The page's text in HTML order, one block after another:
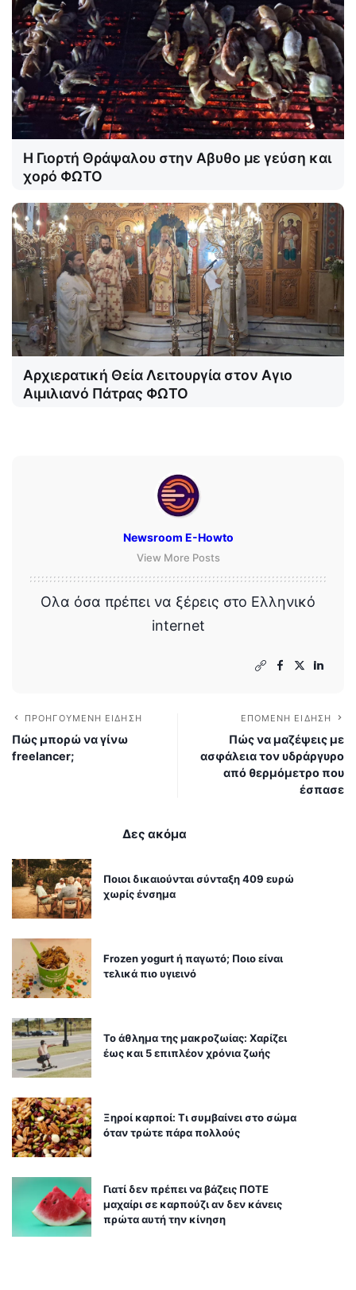
Η Γιορτή Θράψαλου στην Αβυθο με γεύση και
χορό ΦΩΤΟ
Αρχιερατική Θεία Λειτουργία στον Αγιο
Αιμιλιανό Πάτρας ΦΩΤΟ
Newsroom E-Howto
View More Posts
Ολα όσα πρέπει να ξέρεις στο Ελληνικό
internet
ΠΡΟΗΓΟΎΜΕΝΗ ΕΊΔΗΣΗ
Πώς μπορώ να γίνω
freelancer;
ΕΠΌΜΕΝΗ ΕΊΔΗΣΗ
Πώς να μαζέψεις με
ασφάλεια τον υδράργυρο
από θερμόμετρο που
έσπασε
Δες ακόμα
Ποιοι δικαιούνται σύνταξη 409 ευρώ
χωρίς ένσημα
Frozen yogurt ή παγωτό; Ποιο είναι
τελικά πιο υγιεινό
Το άθλημα της μακροζωίας: Χαρίζει
έως και 5 επιπλέον χρόνια ζωής
Ξηροί καρποί: Τι συμβαίνει στο σώμα
όταν τρώτε πάρα πολλούς
Γιατί δεν πρέπει να βάζεις ΠΟΤΕ
μαχαίρι σε καρπούζι αν δεν κάνεις
πρώτα αυτή την κίνηση